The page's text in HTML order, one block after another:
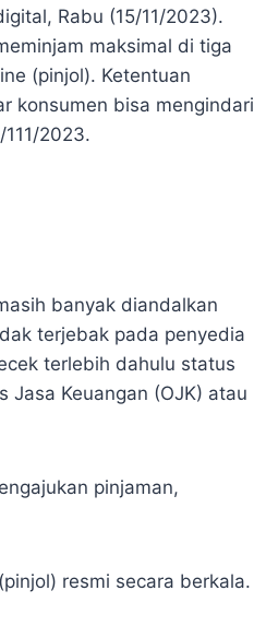
Rabu (15/11/2023).
maksimal di tiga
(pinjol). Ketentuan
konsumen bisa mengindari
2023.
banyak diandalkan
terjebak pada penyedia
terlebih dahulu status
Keuangan (OJK) atau
pinjaman,
resmi secara berkala.